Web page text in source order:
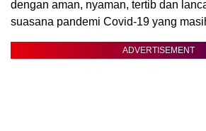
dengan aman, nyaman, tertib dan
suasana pandemi Covid-19 yang
ADVERTISEMENT